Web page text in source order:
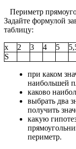
Периметр
Задайте формулой
таблицу:
x 2 3 4 5
S
при каком
наибольшей
каково
выбрать два
получить
какую
периметр.